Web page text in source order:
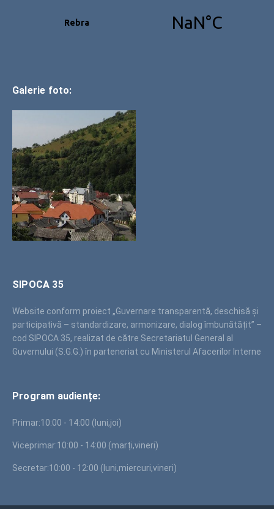
Galerie foto:
SIPOCA 35
Website conform proiect „Guvernare transparentă, deschisă și
participativă – standardizare, armonizare, dialog îmbunătățit” –
cod SIPOCA 35, realizat de către Secretariatul General al
Guvernului (S.G.G.) în parteneriat cu Ministerul Afacerilor Interne
Program audiențe:
Primar:10:00 - 14:00 (luni,joi)
Viceprimar:10:00 - 14:00 (marți,vineri)
Secretar:10:00 - 12:00 (luni,miercuri,vineri)